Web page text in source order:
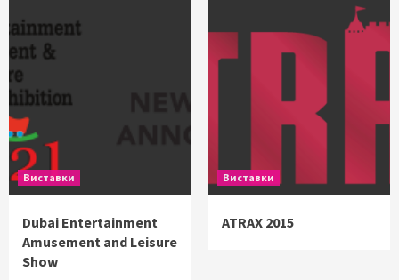
Виставки
Dubai Entertainment
Amusement and Leisure
Show
Виставки
ATRAX 2015